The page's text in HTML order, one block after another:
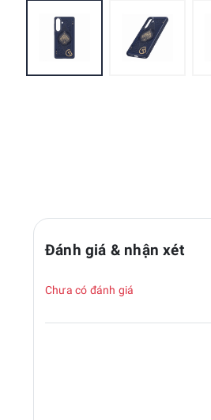
Đánh giá & nhận xét
Chưa có đánh giá